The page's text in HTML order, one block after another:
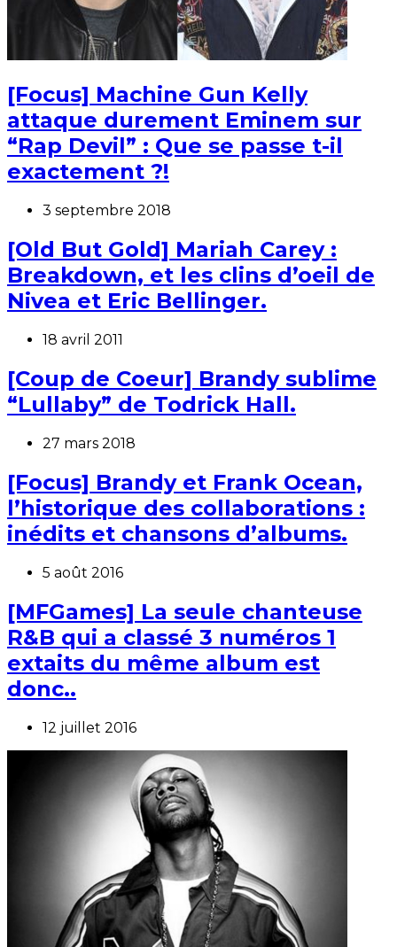
[Focus] Machine Gun Kelly
attaque durement Eminem sur
“Rap Devil” : Que se passe t-il
exactement ?!
3 septembre 2018
[Old But Gold] Mariah Carey :
Breakdown, et les clins d’oeil de
Nivea et Eric Bellinger.
18 avril 2011
[Coup de Coeur] Brandy sublime
“Lullaby” de Todrick Hall.
27 mars 2018
[Focus] Brandy et Frank Ocean,
l’historique des collaborations :
inédits et chansons d’albums.
5 août 2016
[MFGames] La seule chanteuse
R&B qui a classé 3 numéros 1
extaits du même album est
donc..
12 juillet 2016